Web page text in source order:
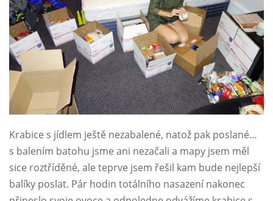
Krabice s jídlem ještě nezabalené, natož pak poslané…
s balením batohu jsme ani nezačali a mapy jsem měl
sice roztříděné, ale teprve jsem řešil kam bude nejlepší
balíky poslat. Pár hodin totálního nasazení nakonec